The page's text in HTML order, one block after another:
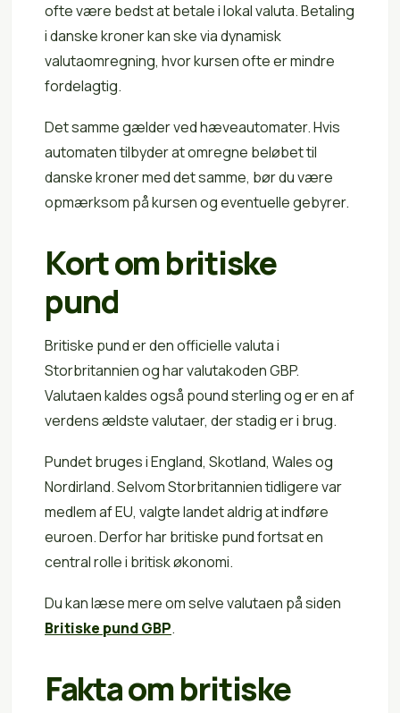
ofte være bedst at betale i lokal valuta. Betaling
i danske kroner kan ske via dynamisk
valutaomregning, hvor kursen ofte er mindre
fordelagtig.
Det samme gælder ved hæveautomater. Hvis
automaten tilbyder at omregne beløbet til
danske kroner med det samme, bør du være
opmærksom på kursen og eventuelle gebyrer.
Kort om britiske
pund
Britiske pund er den officielle valuta i
Storbritannien og har valutakoden GBP.
Valutaen kaldes også pound sterling og er en af
verdens ældste valutaer, der stadig er i brug.
Pundet bruges i England, Skotland, Wales og
Nordirland. Selvom Storbritannien tidligere var
medlem af EU, valgte landet aldrig at indføre
euroen. Derfor har britiske pund fortsat en
central rolle i britisk økonomi.
Du kan læse mere om selve valutaen på siden
Britiske pund GBP.
Fakta om britiske